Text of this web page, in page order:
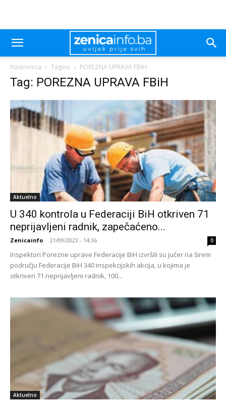
Naslovnica Tagovi POREZNA UPRAVA FBiH
Tag: POREZNA UPRAVA FBiH
Aktuelno
U 340 kontrola u Federaciji BiH otkriven 71
neprijavljeni radnik, zapečaćeno...
Zenicainfo - 21/09/2023 - 14:36 0
Inspektori Porezne uprave Federacije BiH izvršili su jučer na širem
području Federacije BiH 340 inspekcijskih akcija, u kojima je
otkriven 71 neprijavljeni radnik, 100...
Aktuelno